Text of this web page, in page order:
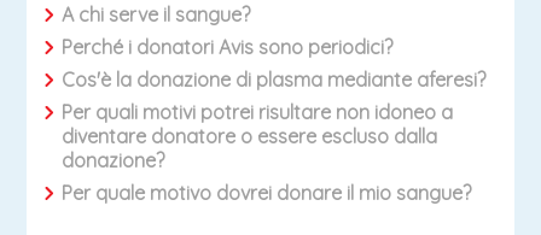
A chi serve il sangue?
Perché i donatori Avis sono periodici?
Cos'è la donazione di plasma mediante aferesi?
Per quali motivi potrei risultare non idoneo a
diventare donatore o essere escluso dalla
donazione?
Per quale motivo dovrei donare il mio sangue?